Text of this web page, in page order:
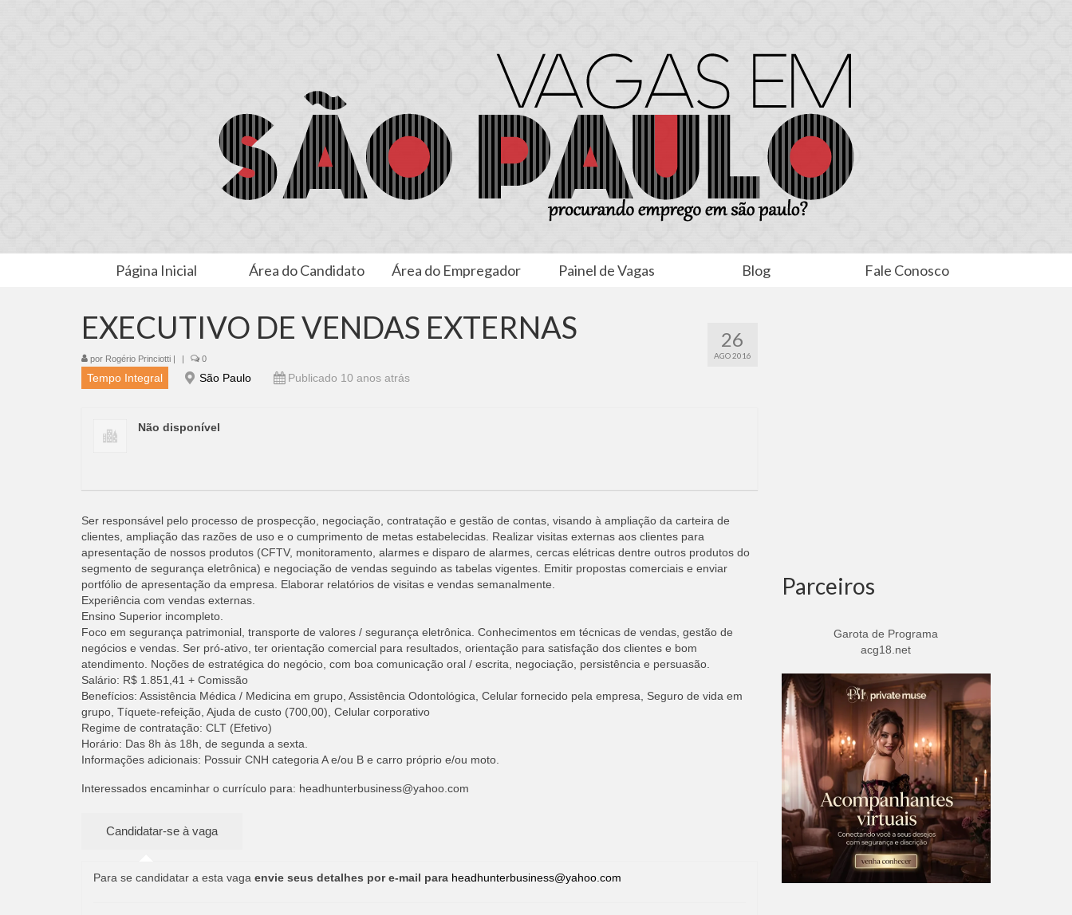
Página Inicial Área do Candidato Área do Empregador Painel de Vagas Blog Fale Conosco
26
AGO 2016
EXECUTIVO DE VENDAS EXTERNAS
por Rogério Princiotti | | 0
Tempo Integral São Paulo Publicado 10 anos atrás
Não disponível
Ser responsável pelo processo de prospecção, negociação, contratação e gestão de contas, visando à ampliação da carteira de
clientes, ampliação das razões de uso e o cumprimento de metas estabelecidas. Realizar visitas externas aos clientes para
apresentação de nossos produtos (CFTV, monitoramento, alarmes e disparo de alarmes, cercas elétricas dentre outros produtos do
segmento de segurança eletrônica) e negociação de vendas seguindo as tabelas vigentes. Emitir propostas comerciais e enviar
portfólio de apresentação da empresa. Elaborar relatórios de visitas e vendas semanalmente.
Experiência com vendas externas.
Ensino Superior incompleto.
Foco em segurança patrimonial, transporte de valores / segurança eletrônica. Conhecimentos em técnicas de vendas, gestão de
negócios e vendas. Ser pró-ativo, ter orientação comercial para resultados, orientação para satisfação dos clientes e bom
atendimento. Noções de estratégica do negócio, com boa comunicação oral / escrita, negociação, persistência e persuasão.
Salário: R$ 1.851,41 + Comissão
Benefícios: Assistência Médica / Medicina em grupo, Assistência Odontológica, Celular fornecido pela empresa, Seguro de vida em
grupo, Tíquete-refeição, Ajuda de custo (700,00), Celular corporativo
Regime de contratação: CLT (Efetivo)
Horário: Das 8h às 18h, de segunda a sexta.
Informações adicionais: Possuir CNH categoria A e/ou B e carro próprio e/ou moto.
Interessados encaminhar o currículo para: headhunterbusiness@yahoo.com
Para se candidatar a esta vaga envie seus detalhes por e-mail para headhunterbusiness@yahoo.com
Parceiros
Garota de Programa
acg18.net